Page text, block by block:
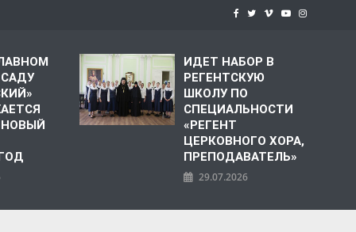
ИДЕТ НАБОР В
РЕГЕНТСКУЮ
ШКОЛУ ПО
СПЕЦИАЛЬНОСТИ
«РЕГЕНТ
ЦЕРКОВНОГО ХОРА,
ПРЕПОДАВАТЕЛЬ»
29.07.2026